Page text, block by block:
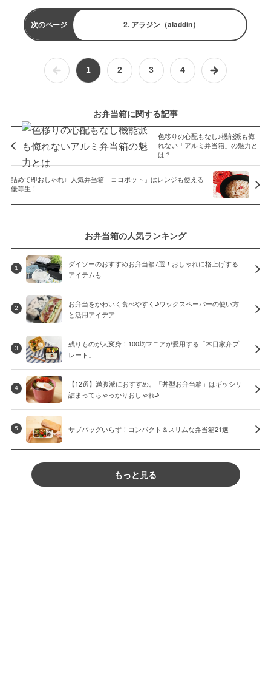
次のページ 2. アラジン（aladdin）
1 2 3 4
お弁当箱に関する記事
色移りの心配もなし♪機能派も侮
れない「アルミ弁当箱」の魅力と
は？
詰めて即おしゃれ♩人気弁当箱「ココポット」はレンジも使える
優等生！
お弁当箱の人気ランキング
1
ダイソーのおすすめお弁当箱7選！おしゃれに格上げする
アイテムも
2
お弁当をかわいく食べやすく♪ワックスペーパーの使い方
と活用アイデア
3
残りものが大変身！100均マニアが愛用する「木目家弁プ
レート」
4
【12選】満腹派におすすめ。「丼型お弁当箱」はギッシリ
詰まってちゃっかりおしゃれ♪
5 サブバッグいらず！コンパクト＆スリムな弁当箱21選
もっと見る